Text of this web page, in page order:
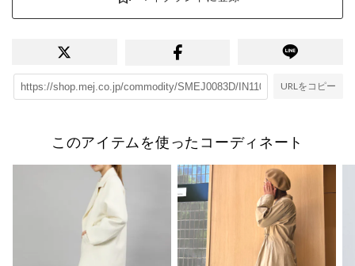
URLをコピー
このアイテムを使ったコーディネート